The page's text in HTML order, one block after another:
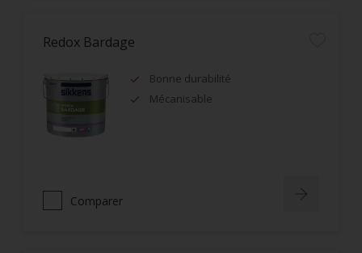
Redox Bardage
Bonne durabilité
Mécanisable
Comparer